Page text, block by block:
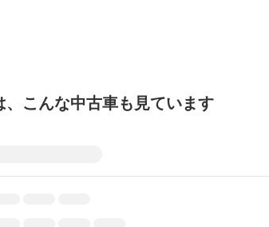
こんな中古車も見ています